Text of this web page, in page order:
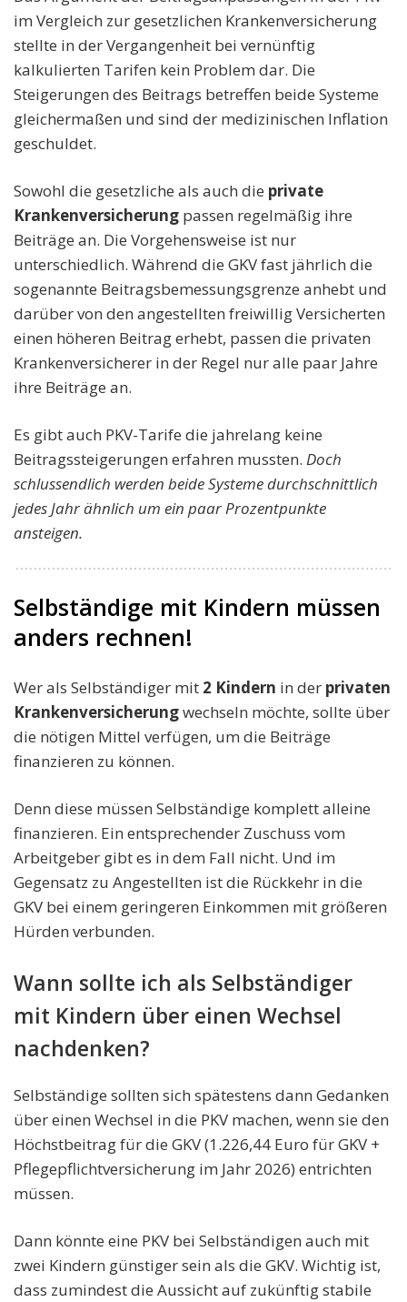
im Vergleich zur gesetzlichen Krankenversicherung
stellte in der Vergangenheit bei vernünftig
kalkulierten Tarifen kein Problem dar. Die
Steigerungen des Beitrags betreffen beide Systeme
gleichermaßen und sind der medizinischen Inflation
geschuldet.
Sowohl die gesetzliche als auch die private
Krankenversicherung passen regelmäßig ihre
Beiträge an. Die Vorgehensweise ist nur
unterschiedlich. Während die GKV fast jährlich die
sogenannte Beitragsbemessungsgrenze anhebt und
darüber von den angestellten freiwillig Versicherten
einen höheren Beitrag erhebt, passen die privaten
Krankenversicherer in der Regel nur alle paar Jahre
ihre Beiträge an.
Es gibt auch PKV-Tarife die jahrelang keine
Beitragssteigerungen erfahren mussten. Doch
schlussendlich werden beide Systeme durchschnittlich
jedes Jahr ähnlich um ein paar Prozentpunkte
ansteigen.
Selbständige mit Kindern müssen
anders rechnen!
Wer als Selbständiger mit 2 Kindern in der privaten
Krankenversicherungwechseln möchte, sollte über
die nötigen Mittel verfügen, um die Beiträge
finanzieren zu können.
Denn diese müssen Selbständige komplett alleine
finanzieren. Ein entsprechender Zuschuss vom
Arbeitgeber gibt es in dem Fall nicht. Und im
Gegensatz zu Angestellten ist die Rückkehr in die
GKV bei einem geringeren Einkommen mit größeren
Hürden verbunden.
Wann sollte ich als Selbständiger
mit Kindern über einen Wechsel
nachdenken?
Selbständige sollten sich spätestens dann Gedanken
über einen Wechsel in die PKV machen, wenn sie den
Höchstbeitrag für die GKV (1.226,44 Euro für GKV +
Pflegepflichtversicherung im Jahr 2026) entrichten
müssen.
Dann könnte eine PKV bei Selbständigen auch mit
zwei Kindern günstiger sein als die GKV. Wichtig ist,
dass zumindest die Aussicht auf zukünftig stabile